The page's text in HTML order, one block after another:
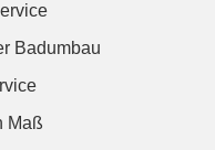
Badumbau
Maß